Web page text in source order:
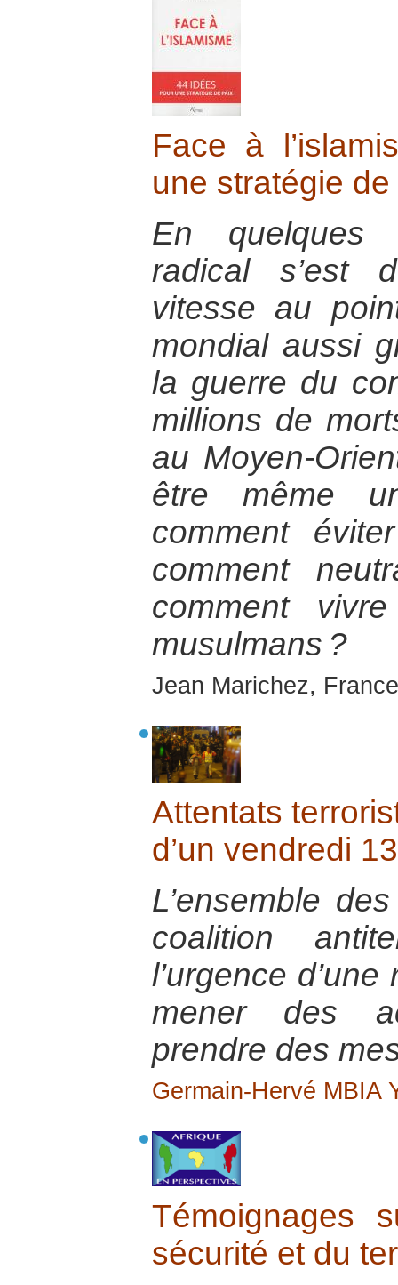
Face à
une stratégie
En quelques
radical s’est
vitesse au
mondial aussi
la guerre du
millions de
au Moyen-
être même
comment
comment
comment
musulmans ?
Jean Marichez,
Attentats
d’un vendredi 13
L’ensemble
coalition
l’urgence
mener des
prendre des
Germain-Hervé MBIA
Témoignages
sécurité et du